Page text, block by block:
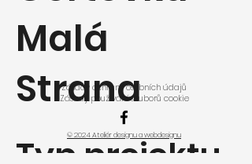
Malá
Strana
Typ projektu
Zásady ochrany osobních údajů
Zásady používání souborů cookie
© 2024 Ateliér designu a webdesignu